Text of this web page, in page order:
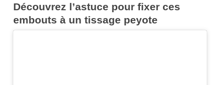
Découvrez l’astuce pour fixer ces
embouts à un tissage peyote